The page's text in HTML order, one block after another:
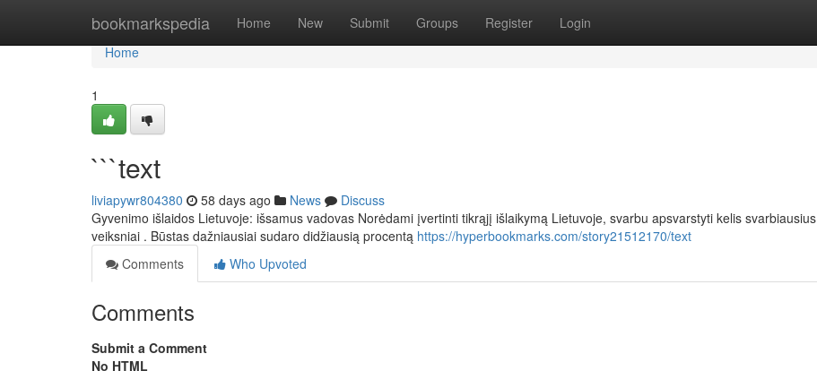
bookmarkspedia Home New Submit Groups Register Login
Home
Home
1
```text
liviapywr804380 58 days ago News
Discuss
Gyvenimo išlaidos Lietuvoje: išsamus vadovas Norėdami įvertinti tikrąjį išlaikymą Lietuvoje, svarbu apsvarstyti kelis svarbiausius
veiksniai . Būstas dažniausiai sudaro didžiausią procentą https://hyperbookmarks.com/story21512170/text
Comments
Who Upvoted
Comments
Submit a Comment
No HTML